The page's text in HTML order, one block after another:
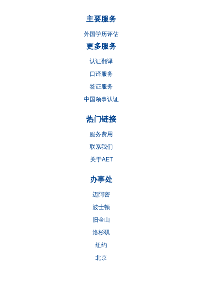
主要服务
外国学历评估
更多服务
认证翻译
口译服务
签证服务
中国领事认证
热门链接
服务费用
联系我们
关于AET
办事处
迈阿密
波士顿
旧金山
洛杉矶
纽约
北京